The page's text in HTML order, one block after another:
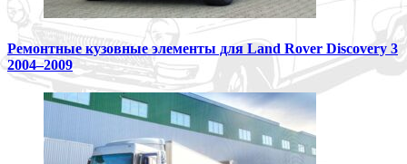
Ремонтные кузовные элементы для Land Rover Discovery 3
2004–2009